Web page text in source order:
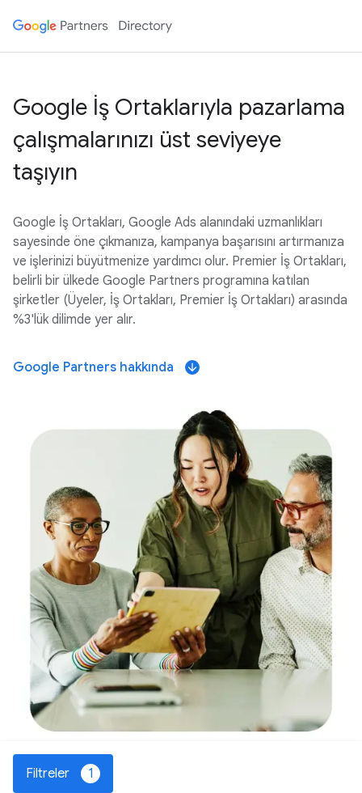
Google İş Ortaklarıyla pazarlama
çalışmalarınızı üst seviyeye
taşıyın
Google İş Ortakları, Google Ads alanındaki uzmanlıkları
sayesinde öne çıkmanıza, kampanya başarısını artırmanıza
ve işlerinizi büyütmenize yardımcı olur. Premier İş Ortakları,
belirli bir ülkede Google Partners programına katılan
şirketler (Üyeler, İş Ortakları, Premier İş Ortakları) arasında
%3'lük dilimde yer alır.
Google Partners hakkında arrow_downward
Filtreler 1